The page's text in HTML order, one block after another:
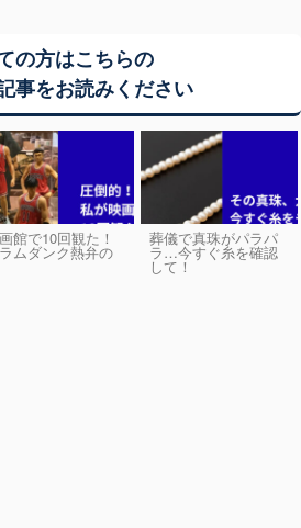
の方はこちらの
事をお読みください
館で10回観た！
ムダンク熱弁の
葬儀で真珠がパラパ
ラ…今すぐ糸を確認
して！